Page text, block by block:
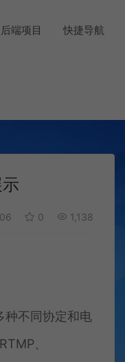
后端项目 快捷导航
0 1,138
种不同协定和电
、